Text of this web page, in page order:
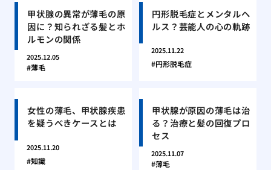
甲状腺の異常が薄毛の原
因に？知られざる髪とホ
ルモンの関係
2025.12.05
薄毛
円形脱毛症とメンタルヘ
ルス？芸能人の心の軌跡
2025.11.22
円形脱毛症
女性の薄毛、甲状腺疾患
を疑うべきケースとは
2025.11.20
知識
甲状腺が原因の薄毛は治
る？治療と髪の回復プロ
セス
2025.11.07
薄毛